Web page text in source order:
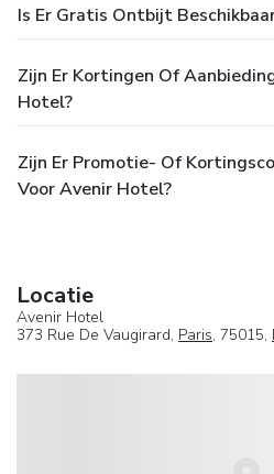
Is Er Gratis Ontbijt
Zijn Er Kortingen Of
Hotel?
Zijn Er Promotie- Of
Voor Avenir Hotel?
Locatie
Avenir Hotel
373 Rue De Vaugirard, Paris, 75015,